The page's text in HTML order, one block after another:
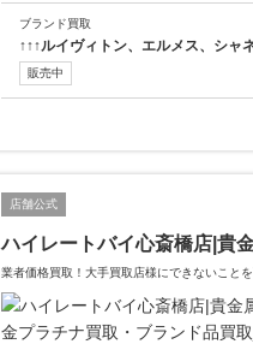
ブランド買取
↑↑↑ルイヴィトン、エルメス、シャ
販売中
店舗公式
ハイレートバイ心斎橋店|貴
業者価格買取！大手買取店様にできないことを